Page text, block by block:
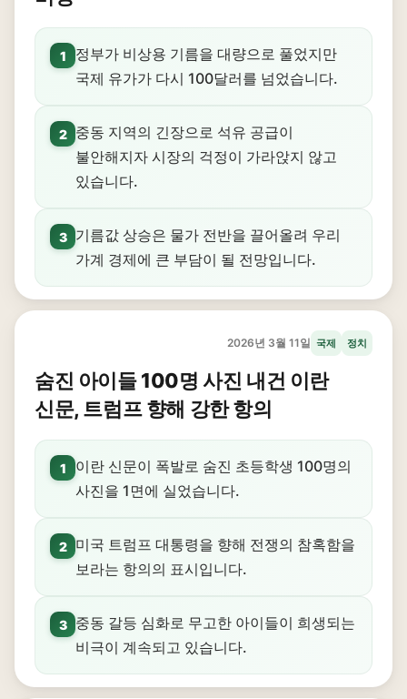
1
정부가 비상용 기름을 대량으로 풀었지만
국제 유가가 다시 100달러를 넘었습니다.
2
중동 지역의 긴장으로 석유 공급이
불안해지자 시장의 걱정이 가라앉지 않고
있습니다.
3
기름값 상승은 물가 전반을 끌어올려 우리
가계 경제에 큰 부담이 될 전망입니다.
2026년 3월 11일 국제 정치
숨진 아이들 100명 사진 내건 이란
신문, 트럼프 향해 강한 항의
1
이란 신문이 폭발로 숨진 초등학생 100명의
사진을 1면에 실었습니다.
2
미국 트럼프 대통령을 향해 전쟁의 참혹함을
보라는 항의의 표시입니다.
3
중동 갈등 심화로 무고한 아이들이 희생되는
비극이 계속되고 있습니다.